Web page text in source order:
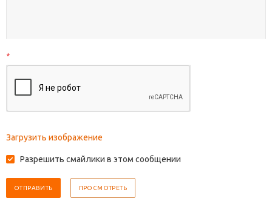
*
Загрузить изображение
Разрешить смайлики в этом сообщении